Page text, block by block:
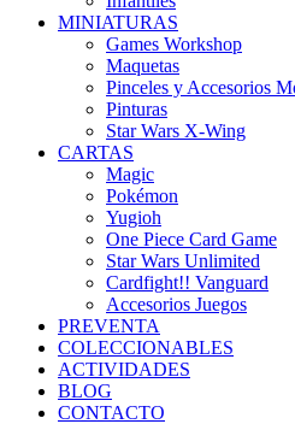
MINIATURAS
Games Workshop
Maquetas
Pinceles y Accesorios
Pinturas
Star Wars X-Wing
CARTAS
Magic
Pokémon
Yugioh
One Piece Card Game
Star Wars Unlimited
Cardfight!! Vanguard
Accesorios Juegos
PREVENTA
COLECCIONABLES
ACTIVIDADES
BLOG
CONTACTO